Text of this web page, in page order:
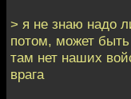
> я не знаю надо
потом, может
там нет наших
врага